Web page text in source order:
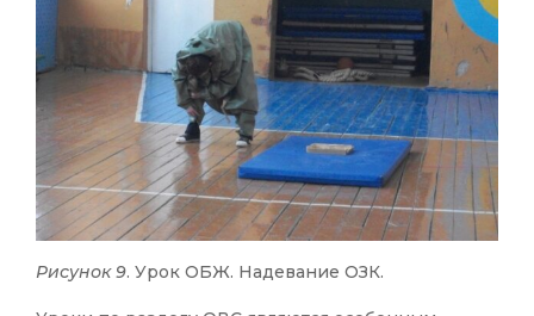
Рисунок 9. Урок ОБЖ. Надевание ОЗК.